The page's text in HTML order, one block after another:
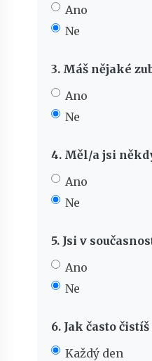
Ano
Ne
3. Máš nějaké
Ano
Ne
4. Měl/a jsi
Ano
Ne
5. Jsi v
Ano
Ne
6. Jak často čistíš
Každý den